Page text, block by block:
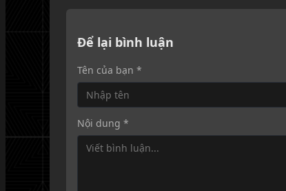
Để lại bình luận
Tên của bạn *
Nội dung *